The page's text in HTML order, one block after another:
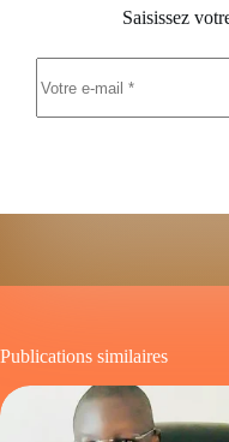
Saisissez
Publications similaires